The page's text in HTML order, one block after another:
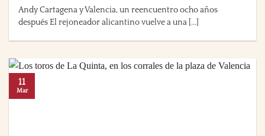
Andy Cartagena y Valencia, un reencuentro ocho años
después El rejoneador alicantino vuelve a una [...]
11
Mar